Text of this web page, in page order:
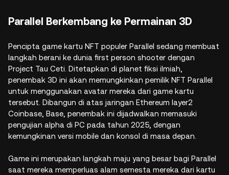
Parallel Berkembang ke Permainan 3D
Pencipta game kartu NFT populer Parallel sedang membuat
langkah berani ke dunia first person shooter dengan
Project Tau Ceti. Ditetapkan di planet fiksi ilmiah,
penembak 3D ini akan memungkinkan pemilik NFT Parallel
untuk menggunakan avatar mereka dari game kartu
tersebut. Dibangun di atas jaringan Ethereum layer2
Coinbase, Base, penembak ini dijadwalkan memasuki
pengujian alpha di PC pada tahun 2025, dengan
kemungkinan versi mobile dan konsol di masa depan.
Game ini merupakan langkah maju yang besar bagi Parallel
saat mereka memperluas alam semesta mereka dari kartu